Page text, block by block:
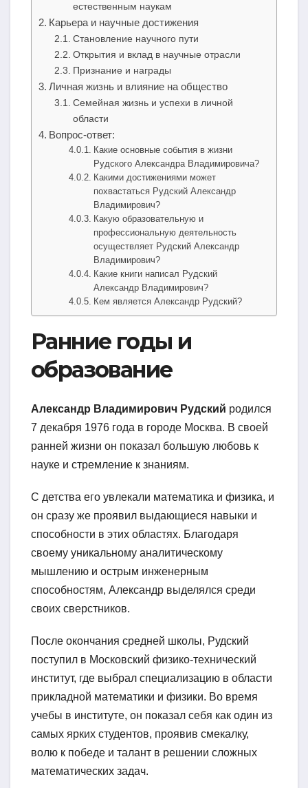
естественным наукам
Карьера и научные достижения
Становление научного пути
Открытия и вклад в научные отрасли
Признание и награды
Личная жизнь и влияние на общество
Семейная жизнь и успехи в личной
области
Вопрос-ответ:
Какие основные события в жизни
Рудского Александра Владимировича?
Какими достижениями может
похвастаться Рудский Александр
Владимирович?
Какую образовательную и
профессиональную деятельность
осуществляет Рудский Александр
Владимирович?
Какие книги написал Рудский
Александр Владимирович?
Кем является Александр Рудский?
Ранние годы и
образование
Александр Владимирович Рудский родился
7 декабря 1976 года в городе Москва. В своей
ранней жизни он показал большую любовь к
науке и стремление к знаниям.
С детства его увлекали математика и физика, и
он сразу же проявил выдающиеся навыки и
способности в этих областях. Благодаря
своему уникальному аналитическому
мышлению и острым инженерным
способностям, Александр выделялся среди
своих сверстников.
После окончания средней школы, Рудский
поступил в Московский физико-технический
институт, где выбрал специализацию в области
прикладной математики и физики. Во время
учебы в институте, он показал себя как один из
самых ярких студентов, проявив смекалку,
волю к победе и талант в решении сложных
математических задач.